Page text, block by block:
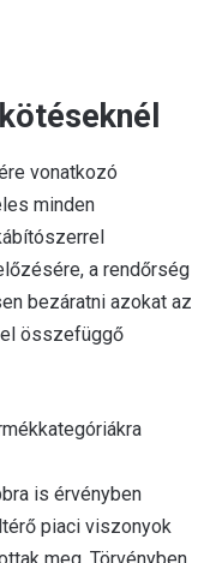
vonatkozó
minden
a rendőrség
bezáratni azokat az
összefüggő
is érvényben
piaci viszonyok